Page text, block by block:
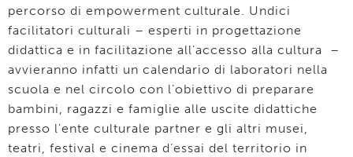
percorso di empowerment culturale. Undici
facilitatori culturali – esperti in progettazione
didattica e in facilitazione all’accesso alla cultura –
avvieranno infatti un calendario di laboratori nella
scuola e nel circolo con l’obiettivo di preparare
bambini, ragazzi e famiglie alle uscite didattiche
presso l’ente culturale partner e gli altri musei,
teatri, festival e cinema d’essai del territorio in